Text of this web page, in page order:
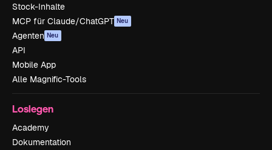
Stock-Inhalte
MCP für Claude/ChatGPT Neu
Agenten Neu
API
Mobile App
Alle Magnific-Tools
Loslegen
Academy
Dokumentation